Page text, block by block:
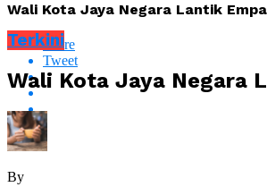
Wali Kota Jaya Negara Lantik
Share
Tweet
Terkini
Wali Kota Jaya Negara
By